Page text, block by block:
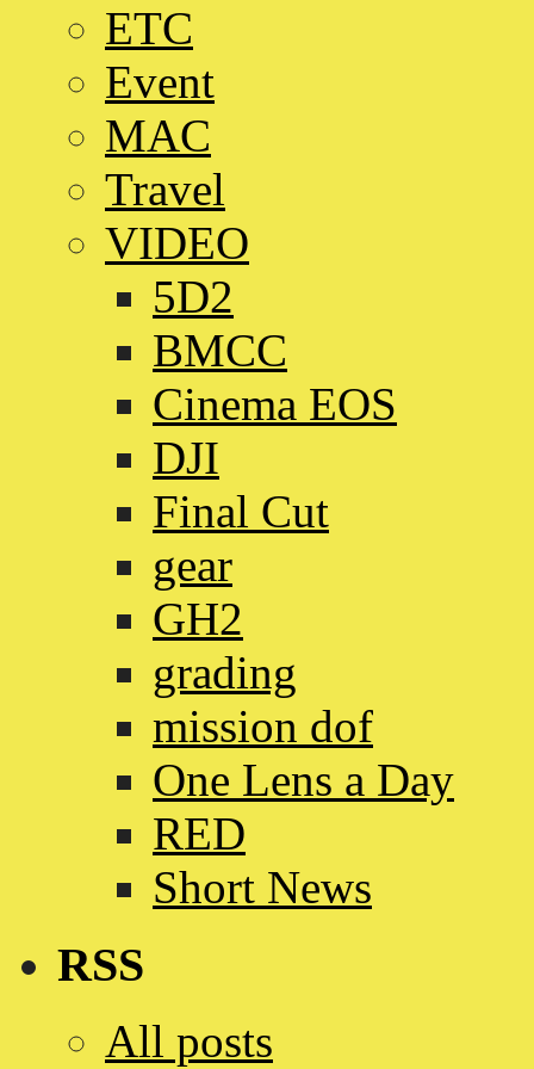
ETC
Event
MAC
Travel
VIDEO
5D2
BMCC
Cinema EOS
DJI
Final Cut
gear
GH2
grading
mission dof
One Lens a Day
RED
Short News
RSS
All posts